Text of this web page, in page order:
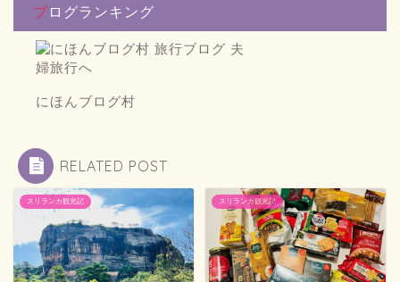
ブログランキング
にほんブログ村
RELATED POST
スリランカ観光記 スリランカ観光記